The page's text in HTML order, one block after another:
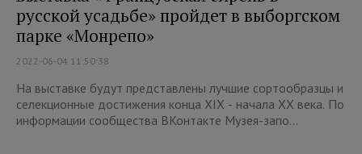
русской усадьбе» пройдет в выборгском
парке «Монрепо»
2022-06-04 11:50:38
На выставке будут представлены лучшие сортообразцы и
селекционные достижения конца XIX - начала XX века. По
информации сообщества ВКонтакте Музея-запо...